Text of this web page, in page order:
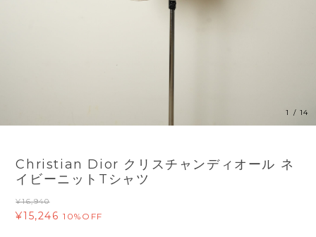
1 / 14
Christian Dior クリスチャンディオール ネ
イビーニットTシャツ
¥16,940
¥15,246 10%OFF